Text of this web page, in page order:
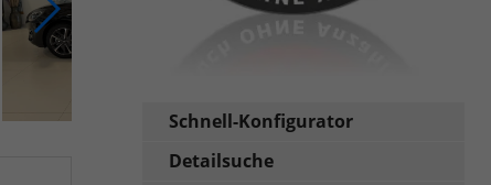
Schnell-Konfigurator
Detailsuche